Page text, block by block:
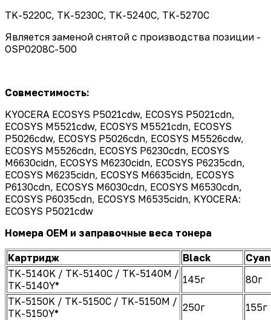
TK-5220C, TK-5230C, TK-5240C, TK-5270C
Является заменой снятой с производства позиции -
OSP0208C-500
Совместимость:
KYOCERA ECOSYS P5021cdw, ECOSYS P5021cdn,
ECOSYS M5521cdw, ECOSYS M5521cdn, ECOSYS
P5026cdw, ECOSYS P5026cdn, ECOSYS M5526cdw,
ECOSYS M5526cdn, ECOSYS P6230cdn, ECOSYS
M6630cidn, ECOSYS M6230cidn, ECOSYS P6235cdn,
ECOSYS M6235cidn, ECOSYS M6635cidn, ECOSYS
P6130cdn, ECOSYS M6030cdn, ECOSYS M6530cdn,
ECOSYS P6035cdn, ECOSYS M6535cidn, KYOCERA:
ECOSYS P5021cdw
Номера OEM и заправочные веса тонера
Картридж Black
Cyan
TK-5140K / TK-5140C / TK-5140M /
TK-5140Y*
145г
80г
TK-5150K / TK-5150C / TK-5150M /
TK-5150Y*
250г
155г